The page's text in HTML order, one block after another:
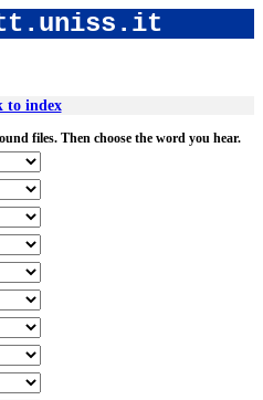
to index
files. Then choose the word you hear.